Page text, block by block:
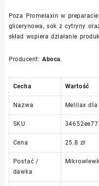
Poza Promelaxin w
glicerynowa, sok z cytryny
skład wspiera działanie
Producent:Aboca.
Cecha Wartość
Nazwa Melilax dla
SKU
Cena 25.8 zł
Postać /
dawka